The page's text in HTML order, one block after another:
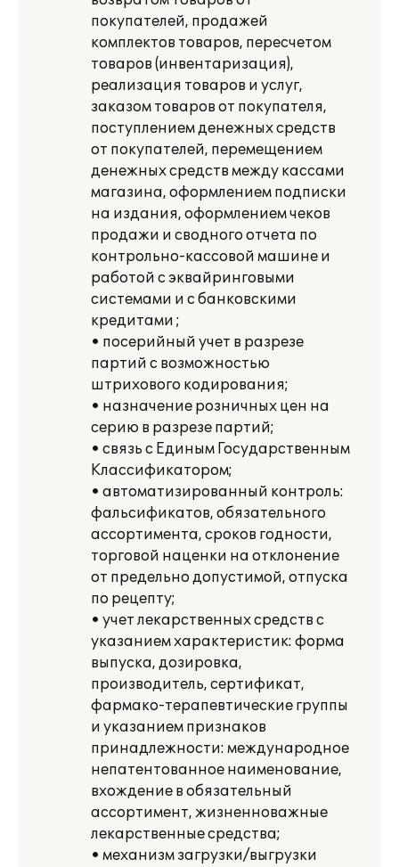
покупателей, продажей
комплектов товаров, пересчетом
товаров (инвентаризация),
реализация товаров и услуг,
заказом товаров от покупателя,
поступлением денежных средств
от покупателей, перемещением
денежных средств между кассами
магазина, оформлением подписки
на издания, оформлением чеков
продажи и сводного отчета по
контрольно-кассовой машине и
работой с эквайринговыми
системами и с банковскими
кредитами ;
• посерийный учет в разрезе
партий с возможностью
штрихового кодирования;
• назначение розничных цен на
серию в разрезе партий;
• связь с Единым Государственным
Классификатором;
• автоматизированный контроль:
фальсификатов, обязательного
ассортимента, сроков годности,
торговой наценки на отклонение
от предельно допустимой, отпуска
по рецепту;
• учет лекарственных средств с
указанием характеристик: форма
выпуска, дозировка,
производитель, сертификат,
фармако-терапевтические группы
и указанием признаков
принадлежности: международное
непатентованное наименование,
вхождение в обязательный
ассортимент, жизненноважные
лекарственные средства;
• механизм загрузки/выгрузки